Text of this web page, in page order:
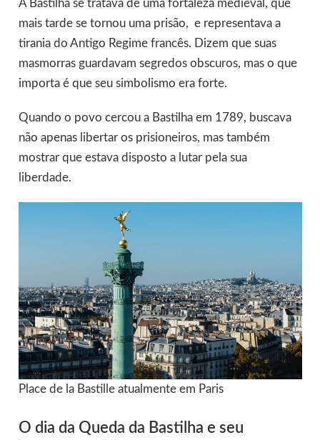
A Bastilha se tratava de uma fortaleza medieval, que
mais tarde se tornou uma prisão, e representava a
tirania do Antigo Regime francês. Dizem que suas
masmorras guardavam segredos obscuros, mas o que
importa é que seu simbolismo era forte.
Quando o povo cercou a Bastilha em 1789, buscava
não apenas libertar os prisioneiros, mas também
mostrar que estava disposto a lutar pela sua
liberdade.
Place de la Bastille atualmente em Paris
O dia da Queda da Bastilha e seu